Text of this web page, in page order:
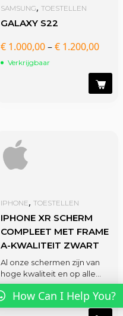
SAMSUNG, TOESTELLEN
GALAXY S22
€ 1.000,00–€ 1.200,00
Verkrijgbaar
IPHONE, TOESTELLEN
IPHONE XR SCHERM
COMPLEET MET FRAME
A-KWALITEIT ZWART
Al onze schermen zijn van
hoge kwaliteit en op alle…
Verkrijgbaar
How Can I Help You?